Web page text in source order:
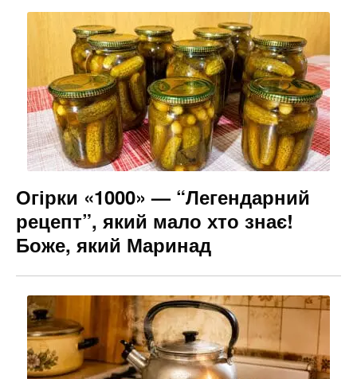
Огірки «1000» — “Легендарний
рецепт”, який мало хто знає!
Боже, який Маринад